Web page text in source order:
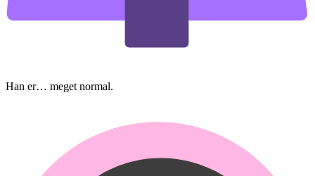
Han er… meget normal.